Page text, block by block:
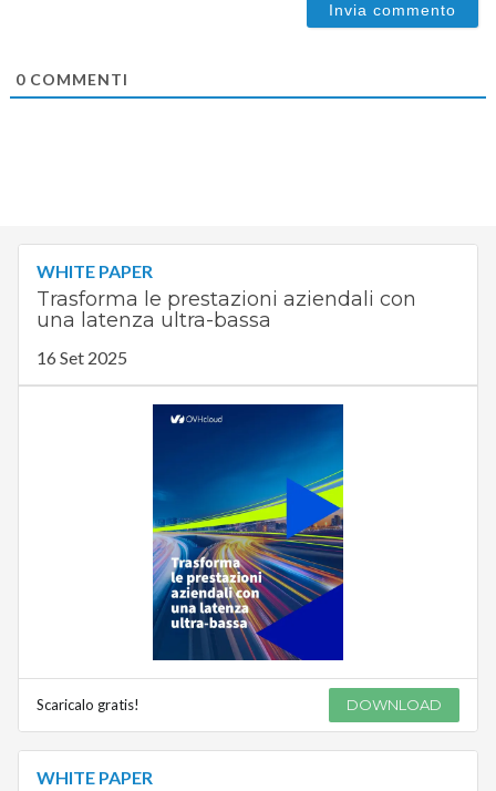
0COMMENTI
WHITE PAPER
Trasforma le prestazioni aziendali con
una latenza ultra-bassa
16 Set 2025
Scaricalo gratis! DOWNLOAD
WHITE PAPER